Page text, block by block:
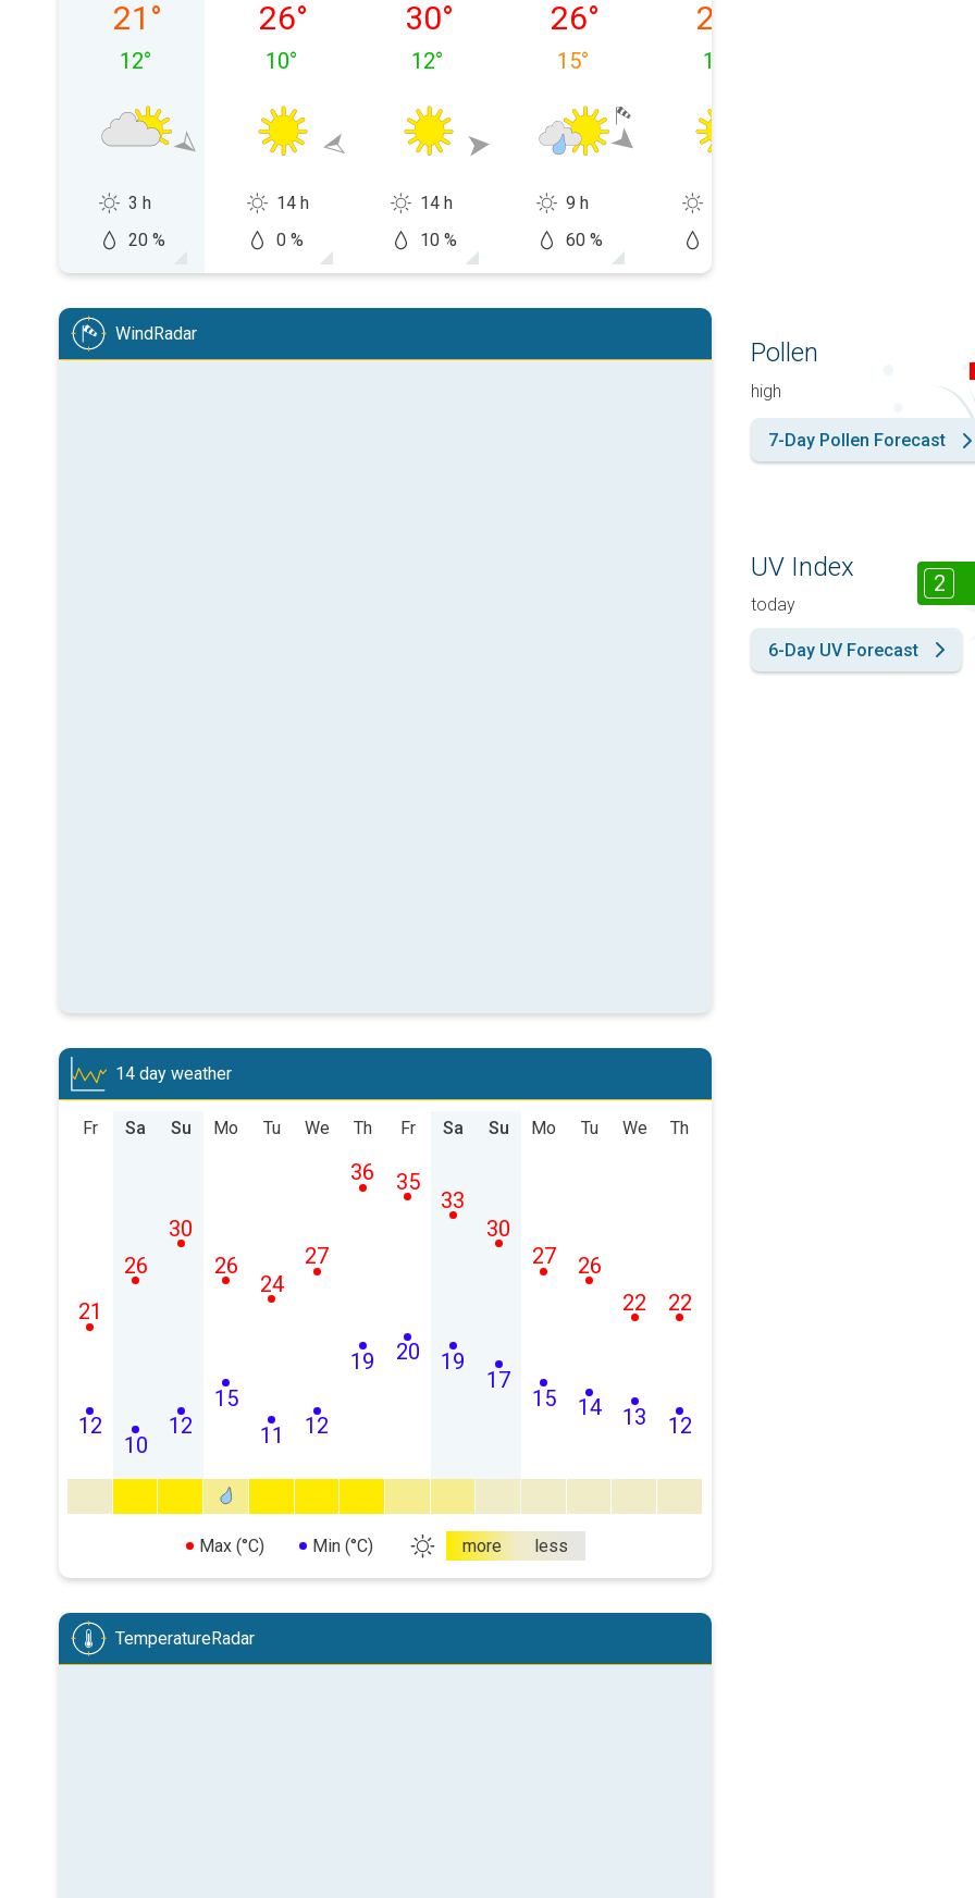
21 °
12°
3 h
20 %
26°
10°
14 h
0 %
30°
12°
14 h
10 %
26°
15°
9 h
60 %
24
11
WindRadar
14 day weather
Fr
12
21
Sa
10
26
Su
12
30
Mo
15
26
Tu
11
24
We
12
27
Th
19
36
Fr
20
35
Sa
19
33
Su
17
30
Mo
15
27
Tu
14
26
We
13
22
Th
12
22
Max (°C) Min (°C) more less
TemperatureRadar
Pollen
high
7-Day Pollen Forecast
UV Index
today
2
6-Day UV Forecast